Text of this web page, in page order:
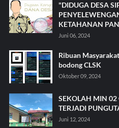
"DIDUGA DESA
KETAHANAN
Juni 06, 2024
Ribuan
bodong CLSK
Oktober 09, 2024
SEKOLAH MIN 02
TERJADI
Juni 12, 2024